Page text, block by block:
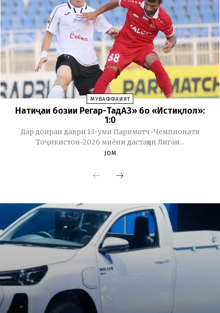
МУВАФФАҚИЯТ
Натиҷаи бозии Регар-ТадАЗ» бо «Истиқлол»:
1:0
Дар доираи даври 13-уми Париматч-Чемпионати
Тоҷикистон-2026 миёни дастаҳои Лигаи...
JOM